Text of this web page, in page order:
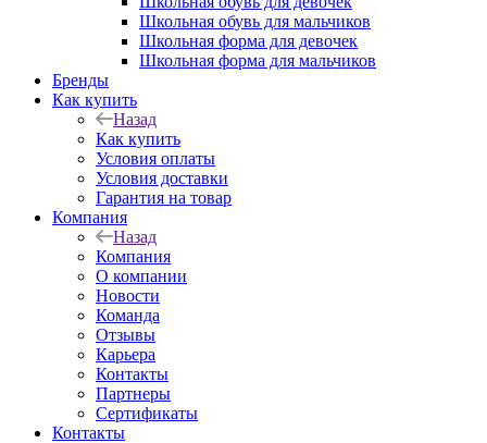
Школьная обувь для мальчиков
Школьная форма для девочек
Школьная форма для мальчиков
Бренды
Как купить
Назад
Как купить
Условия оплаты
Условия доставки
Гарантия на товар
Компания
Назад
Компания
О компании
Новости
Команда
Отзывы
Карьера
Контакты
Партнеры
Сертификаты
Контакты